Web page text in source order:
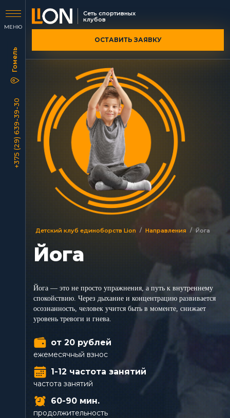
МЕНЮ
+375 (29) 639-39-30
Сеть спортивных
клубов
ОСТАВИТЬ ЗАЯВКУ
Детский клуб единоборств Lion / Направления / Йога
Йога
Йога — это не просто упражнения, а путь к внутреннему
спокойствию. Через дыхание и концентрацию развивается
осознанность, человек учится быть в моменте, снижает
уровень тревоги и гнева.
от 20 рублей
ежемесячный взнос
1-12 частота занятий
частота занятий
60-90 мин.
продолжительность